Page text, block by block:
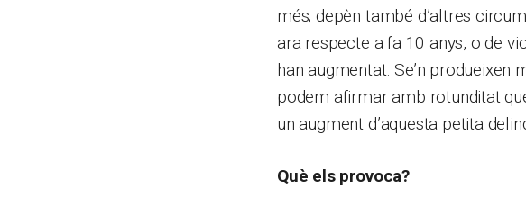
més; depèn també d’altres
ara respecte a fa 10 anys, o de
han augmentat. Se’n
podem afirmar amb rotunditat
un augment d’aquesta petita
Què els provoca?